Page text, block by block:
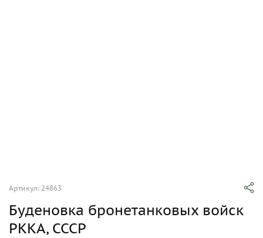
Артикул: 24863
Буденовка бронетанковых войск
РККА, СССР